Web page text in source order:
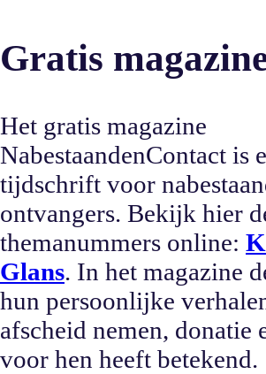
Gratis
Het gratis magazine
NabestaandenContact is
tijdschrift voor
ontvangers. Bekijk hier
themanummers online:
Glans. In het magazine
hun persoonlijke
afscheid nemen, donatie
voor hen heeft betekend.